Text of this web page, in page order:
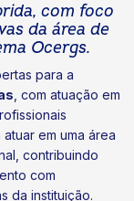
com foco
da área de
Ocergs.
para a
, com atuação em
em uma área
contribuindo
com
da instituição.